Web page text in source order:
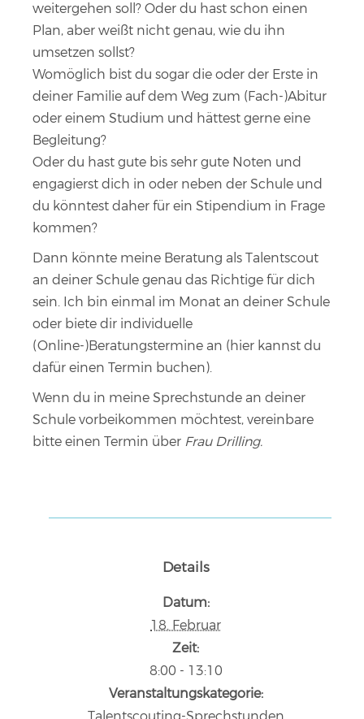
weitergehen soll? Oder du hast schon einen
Plan, aber weißt nicht genau, wie du ihn
umsetzen sollst?
Womöglich bist du sogar die oder der Erste in
deiner Familie auf dem Weg zum (Fach-)Abitur
oder einem Studium und hättest gerne eine
Begleitung?
Oder du hast gute bis sehr gute Noten und
engagierst dich in oder neben der Schule und
du könntest daher für ein Stipendium in Frage
kommen?
Dann könnte meine Beratung als Talentscout
an deiner Schule genau das Richtige für dich
sein. Ich bin einmal im Monat an deiner Schule
oder biete dir individuelle
(Online-)Beratungstermine an (hier kannst du
dafür einen Termin buchen).
Wenn du in meine Sprechstunde an deiner
Schule vorbeikommen möchtest, vereinbare
bitte einen Termin über Frau Drilling.
Details
Datum:
18. Februar
Zeit:
8:00 - 13:10
Veranstaltungskategorie: